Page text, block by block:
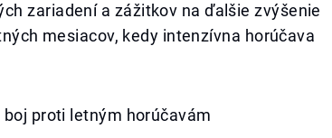
zariadení a zážitkov na ďalšie zvýšenie
mesiacov, kedy intenzívna horúčava
proti letným horúčavám